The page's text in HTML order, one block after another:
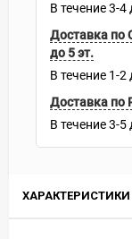
ХАРАКТЕРИСТИКИ
В течение3-4
Доставка по
до 5 эт.
В течение 1-2
Доставка по
В течение3-5